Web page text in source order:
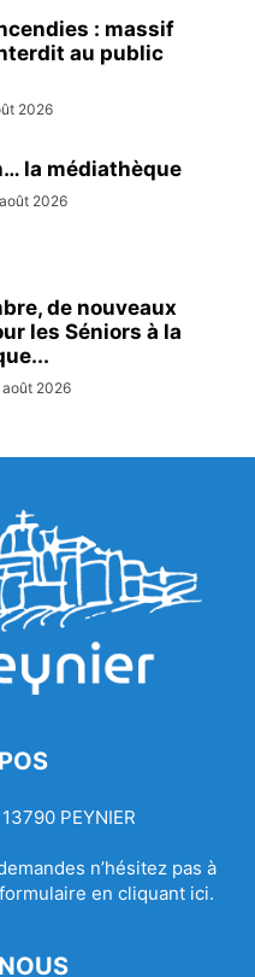
: massif
au public
2026
la médiathèque
2026
de nouveaux
les Séniors à la
août 2026
PEYNIER
n’hésitez pas à
en cliquant ici.